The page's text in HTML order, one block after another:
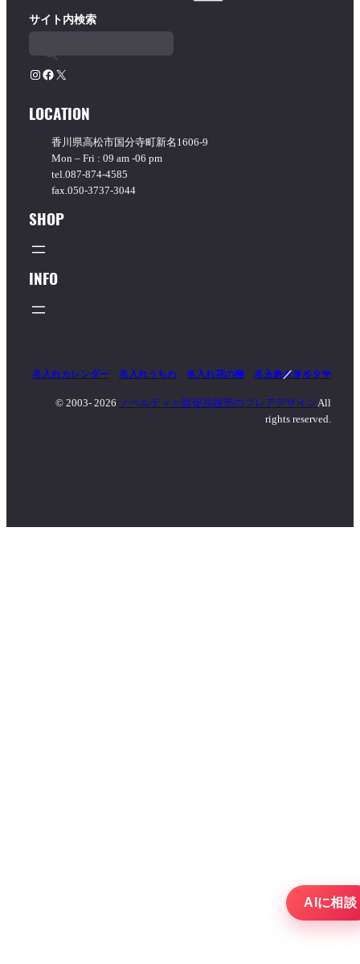
ゴ
リ
ー
を
サイト内検索
Instagram Facebook X
LOCATION
香川県高松市国分寺町新名1606-9
Mon – Fri : 09 am -06 pm
tel.087-874-4585
fax.050-3737-3044
SHOP
INFO
名入れカレンダー 名入れうちわ 名入れ花の種 名入れタオル
マッチ／ライター
© 2003- 2026 ノベルティと販促品販売のフレアデザインAll
rights reserved.
AIに相談